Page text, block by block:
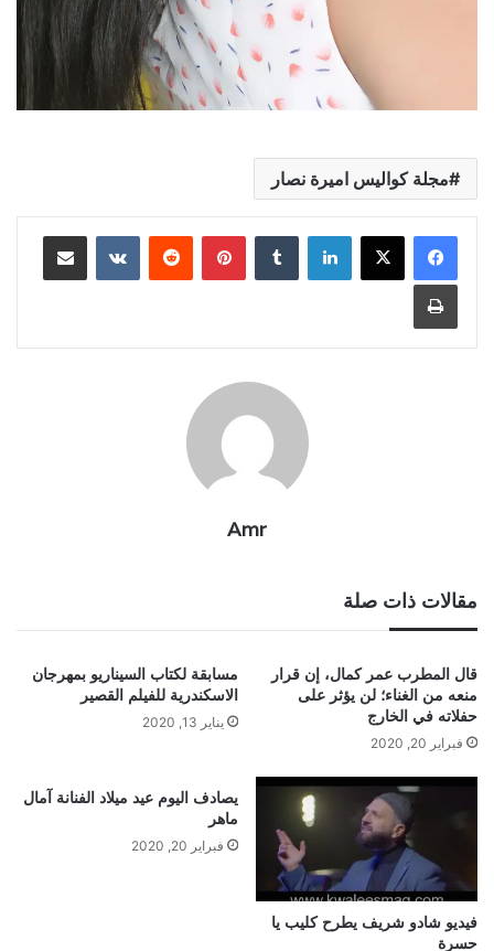
مجلة كواليس اميرة نصار
لينكدإن بينتيريست مشاركة عبر البريد
طباعة
Amr
مقالات ذات صلة
قال المطرب عمر كمال، إن قرار
منعه من الغناء؛ لن يؤثر على
حفلاته في الخارج
فبراير 20, 2020
مسابقة لكتاب السيناريو بمهرجان
الاسكندرية للفيلم القصير
يناير 13, 2020
فيديو شادو شريف يطرح كليب يا
حسرة
يصادف اليوم عيد ميلاد الفنانة آمال
ماهر
فبراير 20, 2020